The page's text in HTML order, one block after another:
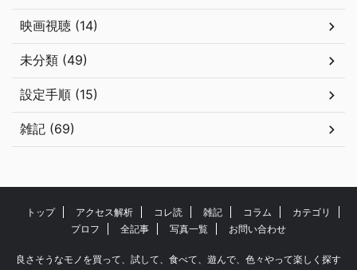
映画視聴 (14)
未分類 (49)
設定手順 (15)
雑記 (69)
トップ アクセス解析 コレ読 雑記 コラム
カテゴリ
プロフ
全記事 写真一覧 お問い合わせ
良さそうなモノを買って、試して、食べて、遊んで、色々やって楽しく探す